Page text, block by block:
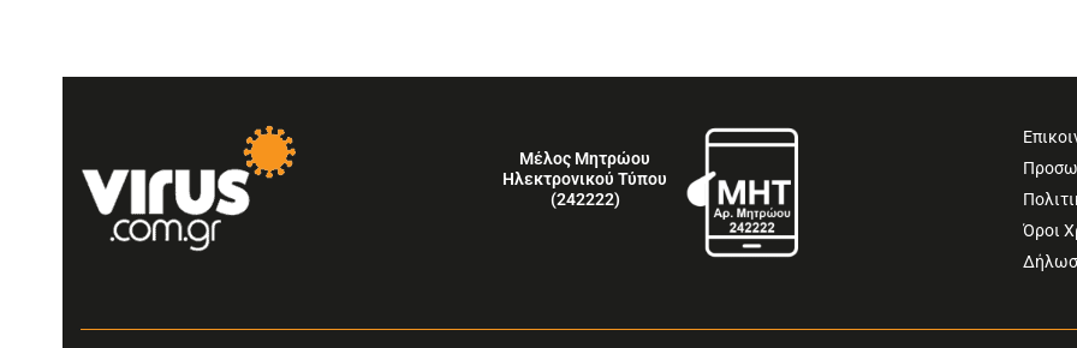
Μέλος Μητρώου
Ηλεκτρονικού Τύπου
(242222)
Όροι